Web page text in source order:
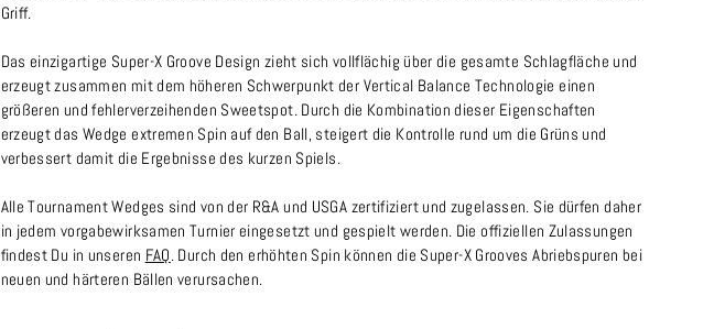
Griff.
Das einzigartige Super-X Groove Design zieht sich vollflächig über die gesamte Schlagfläche und
erzeugt zusammen mit dem höheren Schwerpunkt der Vertical Balance Technologie einen
größeren und fehlerverzeihenden Sweetspot. Durch die Kombination dieser Eigenschaften
erzeugt das Wedge extremen Spin auf den Ball, steigert die Kontrolle rund um die Grüns und
verbessert damit die Ergebnisse des kurzen Spiels.
Alle Tournament Wedges sind von der R&A und USGA zertifiziert und zugelassen. Sie dürfen daher
in jedem vorgabewirksamen Turnier eingesetzt und gespielt werden. Die offiziellen Zulassungen
findest Du in unseren FAQ. Durch den erhöhten Spin können die Super-X Grooves Abriebspuren bei
neuen und härteren Bällen verursachen.